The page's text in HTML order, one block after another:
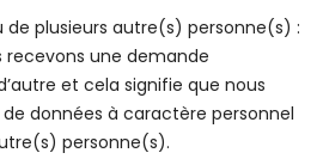
de plusieurs autre(s) personne(s) :
recevons une demande
et cela signifie que nous
données à caractère personnel
personne(s).